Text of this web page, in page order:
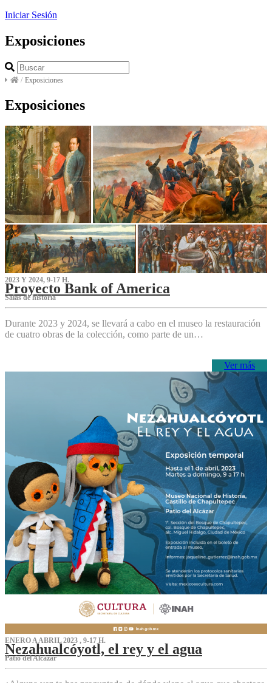
Iniciar Sesión
Exposiciones
/ Exposiciones
Exposiciones
2023 Y 2024, 9-17 H.
Proyecto Bank of America
S‌alas de historia
Durante 2023 y 2024, se llevará a cabo en el museo la restauración
de cuatro obras de la colección, como parte de un…
Ver más
ENERO A ABRIL 2023 , 9-17 H.
Nezahualcóyotl, el rey y el agua
Patio del Alcázar